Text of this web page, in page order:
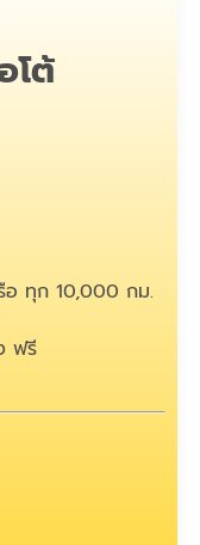
โต้
อ ทุก 10,000 กม.
ฟรี